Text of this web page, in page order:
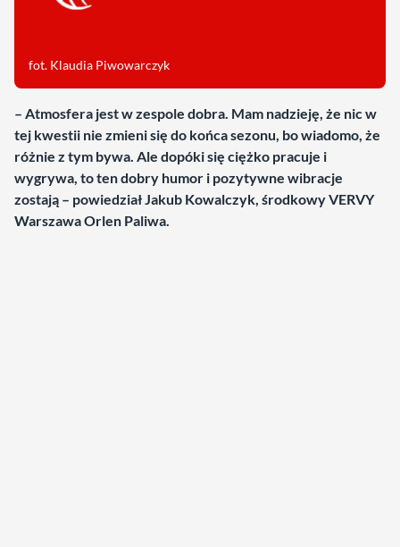
fot. Klaudia Piwowarczyk
– Atmosfera jest w zespole dobra. Mam nadzieję, że nic w
tej kwestii nie zmieni się do końca sezonu, bo wiadomo, że
różnie z tym bywa. Ale dopóki się ciężko pracuje i
wygrywa, to ten dobry humor i pozytywne wibracje
zostają – powiedział Jakub Kowalczyk, środkowy VERVY
Warszawa Orlen Paliwa.